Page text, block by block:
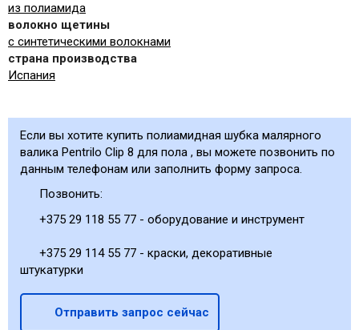
из полиамида
волокно щетины
с синтетическими волокнами
страна производства
Испания
Если вы хотите купить полиамидная шубка малярного
валика Pentrilo Clip 8 для пола , вы можете позвонить по
данным телефонам или заполнить форму запроса.
Позвонить:
+375 29 118 55 77 - оборудование и инструмент
+375 29 114 55 77 - краски, декоративные
штукатурки
Отправить запрос сейчас